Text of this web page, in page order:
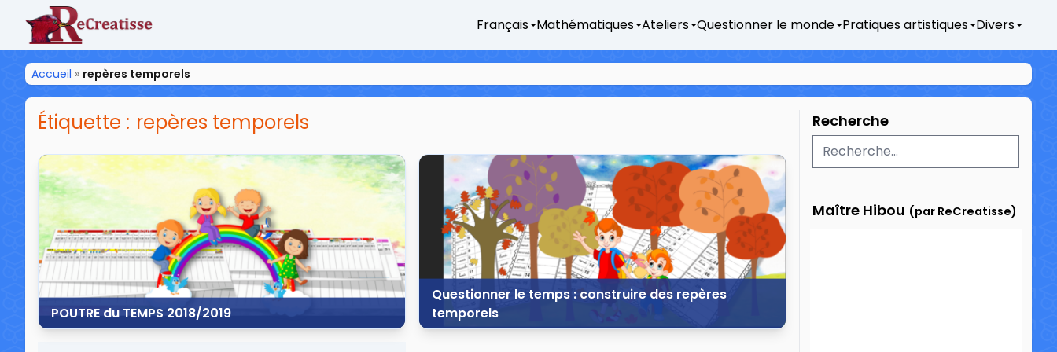
ReCreatisse
Français Mathématiques Ateliers Questionner le monde Pratiques artistiques Divers
Accueil » repères temporels
Étiquette : repères temporels
POUTRE du TEMPS 2018/2019
Questionner le temps : construire des repères
temporels
Recherche
Maître Hibou (par ReCreatisse)